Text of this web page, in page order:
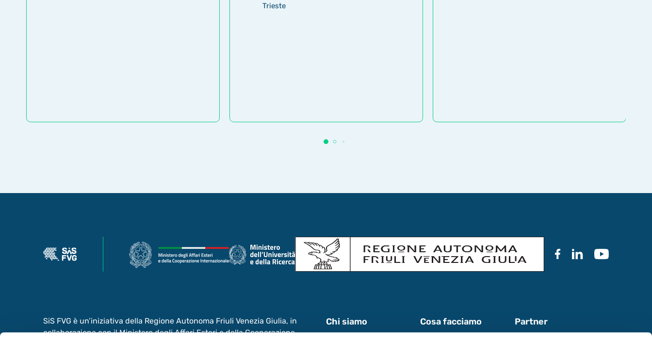
Trieste
SiS FVG è un’iniziativa della Regione Autonoma Friuli Venezia Giulia, in
collaborazione con il Ministero degli Affari Esteri e della Cooperazione
Chi siamo Cosa facciamo
Partner